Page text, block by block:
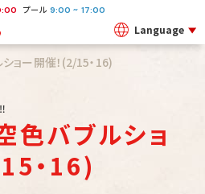
プール 9:00 ~ 17:00
Language
ショー開催！(2/15・16)
色バブルショ
・16)